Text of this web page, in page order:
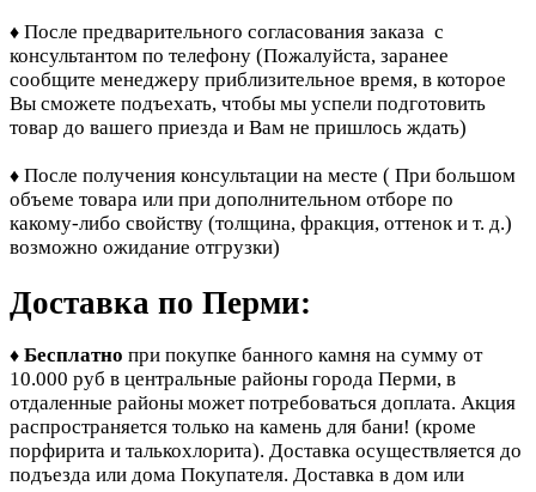
♦ После предварительного согласования заказа с
консультантом по телефону (Пожалуйста, заранее
сообщите менеджеру приблизительное время, в которое
Вы сможете подъехать, чтобы мы успели подготовить
товар до вашего приезда и Вам не пришлось ждать)
♦ После получения консультации на месте ( При большом
объеме товара или при дополнительном отборе по
какому-либо свойству (толщина, фракция, оттенок и т. д.)
возможно ожидание отгрузки)
Доставка по Перми:
♦ Бесплатно при покупке банного камня на сумму от
10.000 руб в центральные районы города Перми, в
отдаленные районы может потребоваться доплата. Акция
распространяется только на камень для бани! (кроме
порфирита и талькохлорита). Доставка осуществляется до
подъезда или дома Покупателя. Доставка в дом или